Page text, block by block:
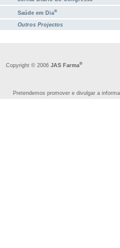
Saúde em Dia®
Outros Projectos
Copyright © 2006 JAS Farma®
Pretendemos promover e divulgar a